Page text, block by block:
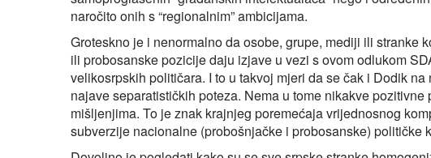
naročito onih s “regionalnim” ambicijama.
Groteskno je i nenormalno da osobe, grupe, mediji ili stranke
ili probosanske pozicije daju izjave u vezi s ovom odlukom
velikosrpskih političara. I to u takvoj mjeri da se čak i Dodik
najave separatističkih poteza. Nema u tome nikakve
mišljenjima. To je znak krajnjeg poremećaja vrijednosnog
subverzije nacionalne (probošnjačke i probosanske) političke